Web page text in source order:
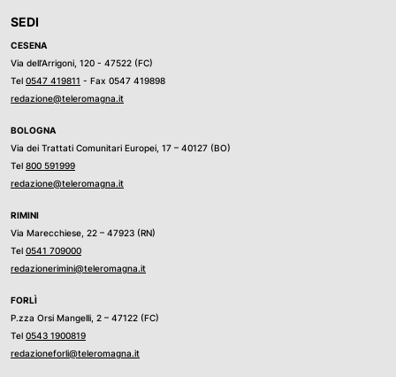
SEDI
CESENA
Via dell’Arrigoni, 120 - 47522 (FC)
Tel 0547 419811 - Fax 0547 419898
redazione@teleromagna.it
BOLOGNA
Via dei Trattati Comunitari Europei, 17 – 40127 (BO)
Tel 800 591999
redazione@teleromagna.it
RIMINI
Via Marecchiese, 22 – 47923 (RN)
Tel 0541 709000
redazionerimini@teleromagna.it
FORLÌ
P.zza Orsi Mangelli, 2 – 47122 (FC)
Tel 0543 1900819
redazioneforli@teleromagna.it